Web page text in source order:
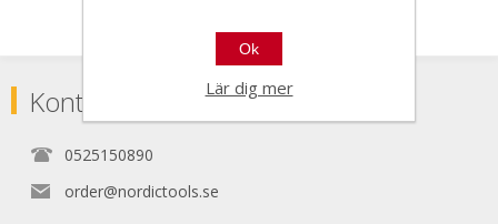
Kontakta
0525150890
order@nordictools.se
Ok
Lär dig mer